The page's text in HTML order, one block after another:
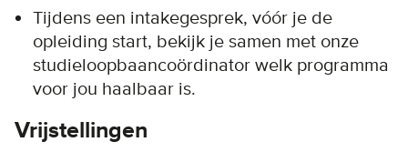
Tijdens een intakegesprek, vóór je de
opleiding start, bekijk je samen met onze
studieloopbaancoördinator welk programma
voor jou haalbaar is.
Vrijstellingen